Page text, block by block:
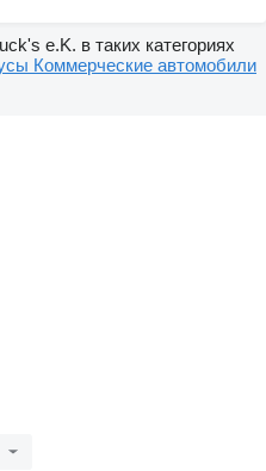
e.K. в таких категориях
Коммерческие автомобили